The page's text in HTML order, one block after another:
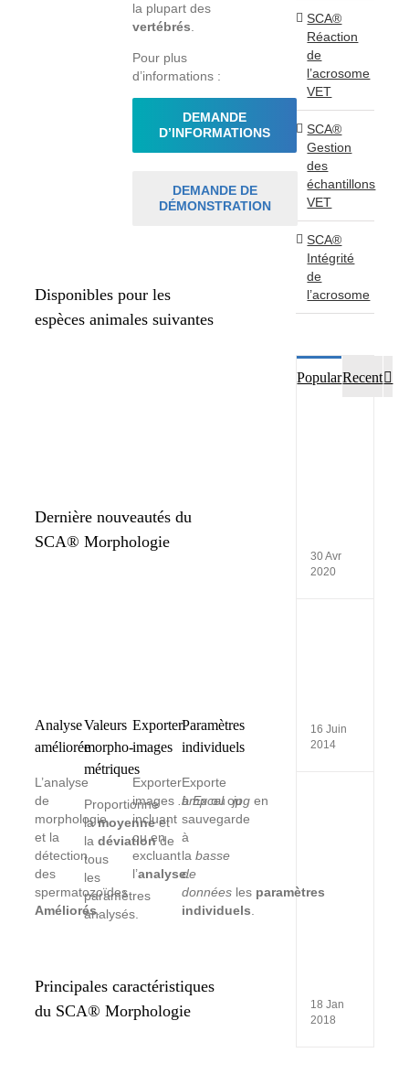
la plupart des
vertébrés
Pour plus
d’informations :
DEMANDE
D’INFORMATIONS
DEMANDE DE
DÉMONSTRATION
Disponibles pour les
espèces animales suivantes
Dernière nouveautés du
SCA® Morphologie
Analyse
améliorée
L’analyse
de
morphologie
et la
détection
des
spermatozoïdes
Améliorés.
Valeurs
morpho-
métriques
Proportionne
lamoyenneet
la déviationde
tous
les
paramètres
analysés.
Exporter
images
Exporter
images .bmpou.jpg en
incluant
ou en
excluant
l’analyse.
Paramètres
individuels
Exporte
àExcelou
sauvegarde
à
la basse
de
donnéesles paramètres
individuels
Principales caractéristiques
du SCA® Morphologie
SCA®
Réaction
de
l’acrosome
VET
SCA®
Gestion
des
échantillons
VET
SCA®
Intégrité
de
l’acrosome
PopularRecent
30 Avr
2020
16 Juin
2014
18 Jan
2018